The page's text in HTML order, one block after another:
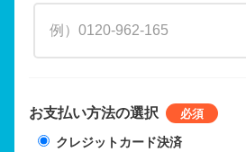
お支払い方法の選択
クレジットカード決済